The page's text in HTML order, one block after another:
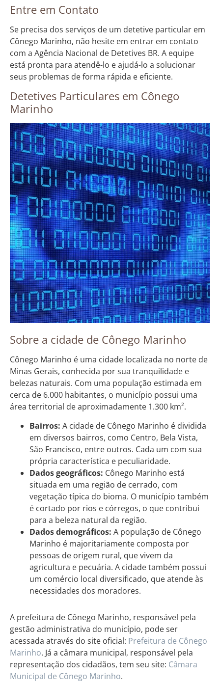
Entre em Contato
Se precisa dos serviços de um detetive particular em
Cônego Marinho, não hesite em entrar em contato
com a Agência Nacional de Detetives BR. A equipe
está pronta para atendê-lo e ajudá-lo a solucionar
seus problemas de forma rápida e eficiente.
Detetives Particulares em Cônego
Marinho
Sobre a cidade de Cônego Marinho
Cônego Marinho é uma cidade localizada no norte de
Minas Gerais, conhecida por sua tranquilidade e
belezas naturais. Com uma população estimada em
cerca de 6.000 habitantes, o município possui uma
área territorial de aproximadamente 1.300 km².
Bairros: A cidade de Cônego Marinho é dividida
em diversos bairros, como Centro, Bela Vista,
São Francisco, entre outros. Cada um com sua
própria característica e peculiaridade.
Dados geográficos: Cônego Marinho está
situada em uma região de cerrado, com
vegetação típica do bioma. O município também
é cortado por rios e córregos, o que contribui
para a beleza natural da região.
Dados demográficos: A população de Cônego
Marinho é majoritariamente composta por
pessoas de origem rural, que vivem da
agricultura e pecuária. A cidade também possui
um comércio local diversificado, que atende às
necessidades dos moradores.
A prefeitura de Cônego Marinho, responsável pela
gestão administrativa do município, pode ser
acessada através do site oficial: Prefeitura de Cônego
Marinho. Já a câmara municipal, responsável pela
representação dos cidadãos, tem seu site: Câmara
Municipal de Cônego Marinho.